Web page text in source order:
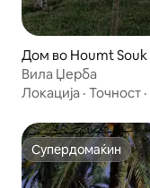
Дом во Houmt Souk
Вила Џерба
Локација · Точност ·
Супердомаќин
Супердомаќин